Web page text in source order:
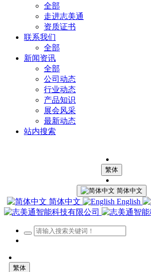
全部
走进志美通
资质证书
联系我们
全部
新闻资讯
全部
公司动态
行业动态
产品知识
展会风采
最新动态
站内搜索
繁体
简体中文
简体中文 English
繁体